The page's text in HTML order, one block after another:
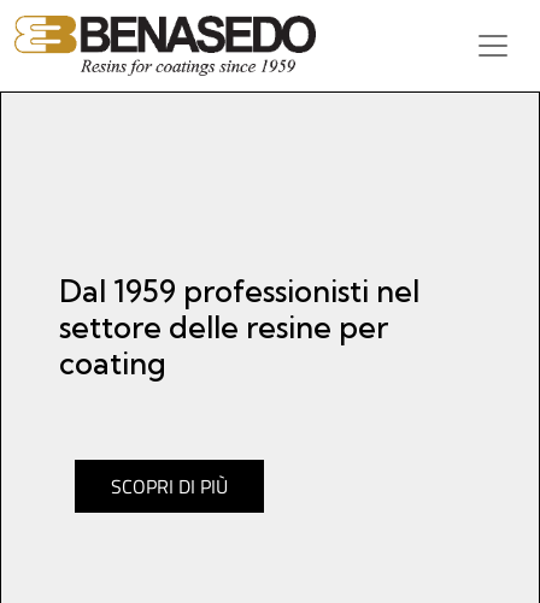
Vai al contenuto
Navigazione principale
Dal 1959 professionisti nel
settore delle resine per
coating
SCOPRI DI PIÙ